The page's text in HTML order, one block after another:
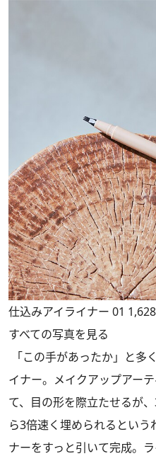
仕込みアイライナー 01
すべての写真を見る
「この手があったか」と多
イナー。メイクアップアー
て、目の形を際立たせるが
ら3倍速く埋められるとい
ナーをすっと引いて完成。